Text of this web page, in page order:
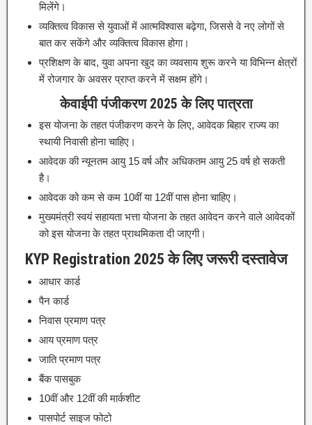
मिलेंगे।
व्यक्तित्व विकास से युवाओं में आत्मविश्वास बढ़ेगा, जिससे वे नए लोगों से
बात कर सकेंगे और व्यक्तित्व विकास होगा।
प्रशिक्षण के बाद, युवा अपना खुद का व्यवसाय शुरू करने या विभिन्न क्षेत्रों
में रोजगार के अवसर प्राप्त करने में सक्षम होंगे।
केवाईपी पंजीकरण 2025 के लिए पात्रता
इस योजना के तहत पंजीकरण करने के लिए, आवेदक बिहार राज्य का
स्थायी निवासी होना चाहिए।
आवेदक की न्यूनतम आयु 15 वर्ष और अधिकतम आयु 25 वर्ष हो सकती
है।
आवेदक को कम से कम 10वीं या 12वीं पास होना चाहिए।
मुख्यमंत्री स्वयं सहायता भत्ता योजना के तहत आवेदन करने वाले आवेदकों
को इस योजना के तहत प्राथमिकता दी जाएगी।
KYP Registration 2025 के लिए जरूरी दस्तावेज
आधार कार्ड
पैन कार्ड
निवास प्रमाण पत्र
आय प्रमाण पत्र
जाति प्रमाण पत्र
बैंक पासबुक
10वीं और 12वीं की मार्कशीट
पासपोर्ट साइज फोटो